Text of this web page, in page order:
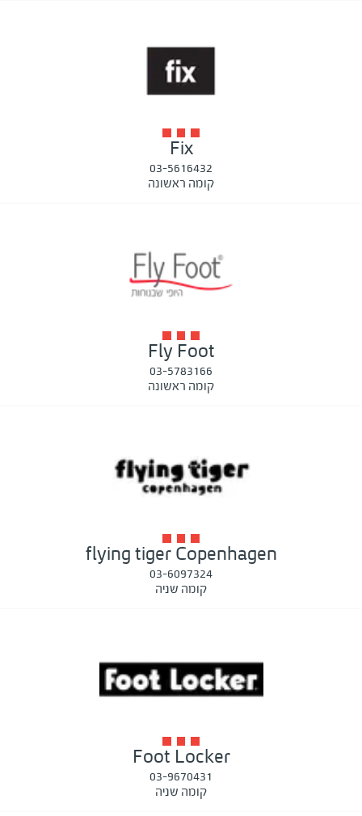
Fix
03-5616432
קומה ראשונה
Fly Foot
03-5783166
קומה ראשונה
flying tiger Copenhagen
03-6097324
קומה שניה
Foot Locker
03-9670431
קומה שניה